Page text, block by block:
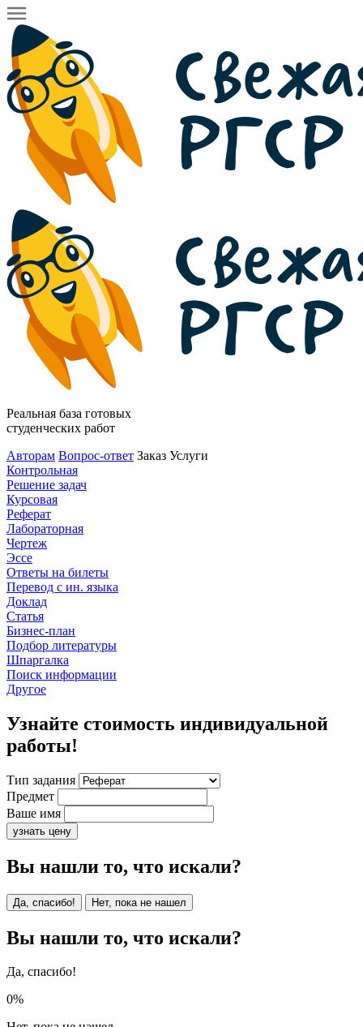
Реальная база готовых
студенческих работ
Авторам Вопрос-ответ Заказ Услуги
Контрольная
Решение задач
Курсовая
Реферат
Лабораторная
Чертеж
Эссе
Ответы на билеты
Перевод с ин. языка
Доклад
Статья
Бизнес-план
Подбор литературы
Шпаргалка
Поиск информации
Другое
Узнайте стоимость индивидуальной
работы!
Тип задания
Предмет
Ваше имя
узнать цену
Вы нашли то, что искали?
Да, спасибо! Нет, пока не нашел
Вы нашли то, что искали?
Да, спасибо!
0%